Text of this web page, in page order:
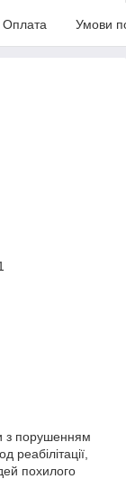
Оплата Умови
з порушенням
реабілітації,
похилого